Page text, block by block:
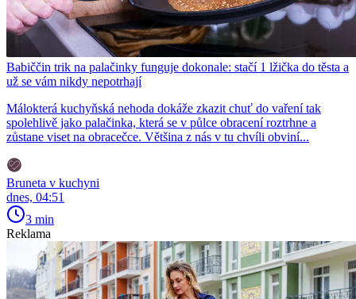
Babiččin trik na palačinky funguje dokonale: stačí 1 lžička do těsta a
už se vám nikdy nepotrhají
Málokterá kuchyňská nehoda dokáže zkazit chuť do vaření tak
spolehlivě jako palačinka, která se v půlce obracení roztrhne a
zůstane viset na obracečce. Většina z nás v tu chvíli obviní...
Bruneta v kuchyni
dnes, 04:51
3 min
Reklama